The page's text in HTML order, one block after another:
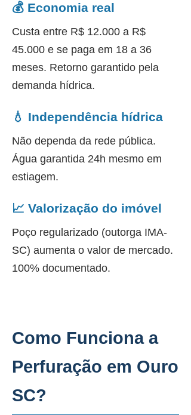
💰 Economia real
Custa entre R$ 12.000 a R$
45.000 e se paga em 18 a 36
meses. Retorno garantido pela
demanda hídrica.
💧 Independência hídrica
Não dependa da rede pública.
Água garantida 24h mesmo em
estiagem.
📈 Valorização do imóvel
Poço regularizado (outorga IMA-
SC) aumenta o valor de mercado.
100% documentado.
Como Funciona a
Perfuração em Ouro
SC?